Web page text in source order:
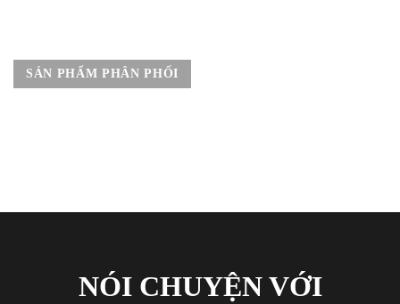
SẢN PHẨM PHÂN PHỐI
NÓI CHUYỆN VỚI